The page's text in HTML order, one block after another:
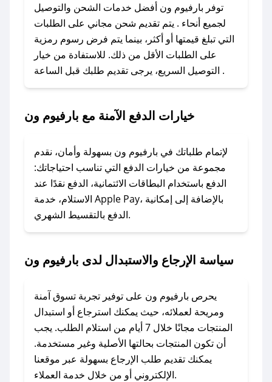
تواصل معنا عبر تويتر أو البريد الإلكتروني لإضافته
بسرعة.
### كيفية استخدام كود خصم بارفيوم ون؟
1. انسخ كود الخصم من تطبيق صحصح.
2. الصقه في خانة الدفع عند التسوق من بارفيوم ون.
### ماذا أفعل إذا لم يعمل كود الخصم؟
الرسائل الخاصة على تويتر أو البريد الإلكتروني،
وسنقوم بحل المشكلة في أسرع وقت ممكن.
### ماذا أفعل إذا لم أجد كود خصم لمتجري
المفضل؟
في حال عدم توفر كوبونات لمتجرك المفضل، يمكنك
أسرع وقت ممكن.
### كيف تحصل على كوبونات خصم حصرية من
بارفيوم ون؟
للحصول على كوبونات وخصومات حصرية، قم بما
يلي:
- اضغط على أيقونة متابعة لمتجر بارفيوم ون في
تطبيق صحصح.
توفر بارفيوم ون أفضل خدمات الشحن والتوصيل
لجميع أنحاء . يتم تقديم شحن مجاني على الطلبات
التي تبلغ قيمتها أو أكثر، بينما يتم فرض رسوم رمزية
على الطلبات الأقل من ذلك. للاستفادة من خيار
التوصيل السريع، يرجى تقديم طلبك قبل الساعة .
خيارات الدفع الآمنة مع بارفيوم ون
لإتمام طلباتك في بارفيوم ون بسهولة وأمان، نقدم
مجموعة من خيارات الدفع التي تناسب احتياجاتك:
الدفع باستخدام البطاقات الائتمانية، الدفع نقدًا عند
الاستلام، خدمة Apple Pay، بالإضافة إلى إمكانية
الدفع بالتقسيط الشهري.
سياسة الإرجاع والاستبدال لدى بارفيوم ون
يحرص بارفيوم ون على توفير تجربة تسوق آمنة
ومريحة لعملائه، حيث يمكنك استرجاع أو استبدال
المنتجات مجانًا خلال 7 أيام من استلام الطلب. يجب
أن تكون المنتجات بحالتها الأصلية وغير مستخدمة.
يمكنك تقديم طلب الإرجاع بسهولة عبر موقعنا
الإلكتروني أو من خلال خدمة العملاء.